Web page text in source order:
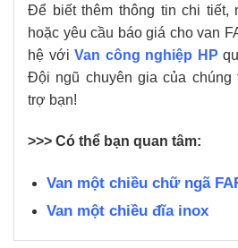
Để biết thêm thông tin chi tiết,
hoặc yêu cầu báo giá cho van
hệ vớiVan công nghiệp HP
Đội ngũ chuyên gia của chúng
trợ bạn!
>>> Có thể bạn quan tâm:
Van một chiều chữ ngã
Van một chiều đĩa inox